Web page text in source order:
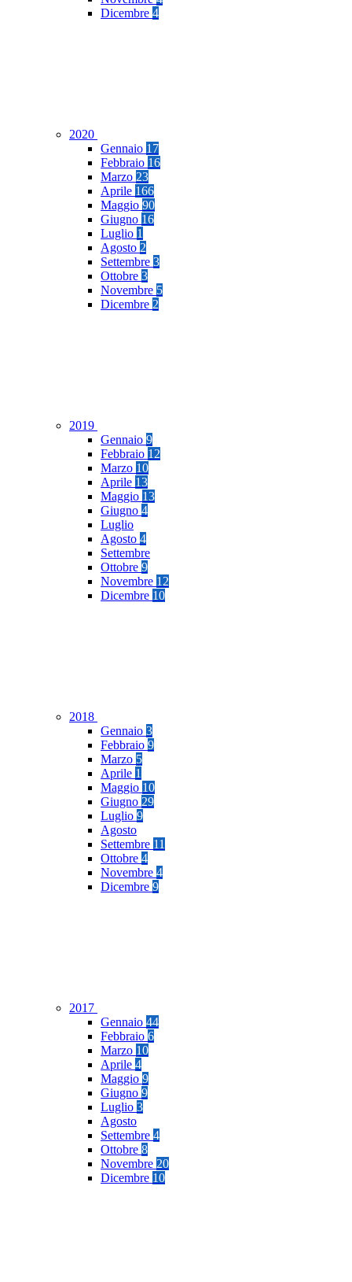
Dicembre 4
2020
Gennaio 17
Febbraio 16
Marzo 23
Aprile 166
Maggio 90
Giugno 16
Luglio 1
Agosto 2
Settembre 3
Ottobre 3
Novembre 5
Dicembre 2
2019
Gennaio 9
Febbraio 12
Marzo 10
Aprile 13
Maggio 13
Giugno 4
Luglio
Agosto 4
Settembre
Ottobre 9
Novembre 12
Dicembre 10
2018
Gennaio 3
Febbraio 9
Marzo 5
Aprile 1
Maggio 10
Giugno 29
Luglio 9
Agosto
Settembre 11
Ottobre 4
Novembre 4
Dicembre 9
2017
Gennaio 44
Febbraio 6
Marzo 10
Aprile 4
Maggio 9
Giugno 9
Luglio 3
Agosto
Settembre 4
Ottobre 8
Novembre 20
Dicembre 10